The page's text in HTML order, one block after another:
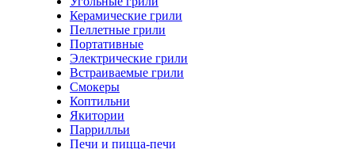
Керамические грили
Пеллетные грили
Портативные
Электрические грили
Встраиваемые грили
Смокеры
Коптильни
Якитории
Паррилльи
Печи и пицца-печи